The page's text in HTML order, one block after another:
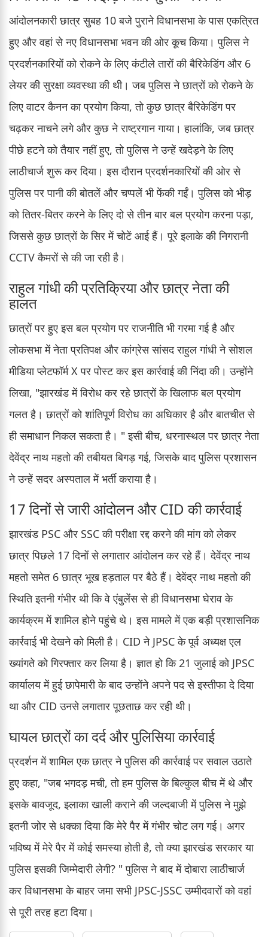
आंदोलनकारी छात्र सुबह 10 बजे पुराने विधानसभा के पास एकत्रित
हुए और वहां से नए विधानसभा भवन की ओर कूच किया। पुलिस ने
प्रदर्शनकारियों को रोकने के लिए कंटीले तारों की बैरिकेडिंग और 6
लेयर की सुरक्षा व्यवस्था की थी। जब पुलिस ने छात्रों को रोकने के
लिए वाटर कैनन का प्रयोग किया, तो कुछ छात्र बैरिकेडिंग पर
चढ़कर नाचने लगे और कुछ ने राष्ट्रगान गाया। हालांकि, जब छात्र
पीछे हटने को तैयार नहीं हुए, तो पुलिस ने उन्हें खदेड़ने के लिए
लाठीचार्ज शुरू कर दिया। इस दौरान प्रदर्शनकारियों की ओर से
पुलिस पर पानी की बोतलें और चप्पलें भी फेंकी गईं। पुलिस को भीड़
को तितर-बितर करने के लिए दो से तीन बार बल प्रयोग करना पड़ा,
जिससे कुछ छात्रों के सिर में चोटें आई हैं। पूरे इलाके की निगरानी
CCTV कैमरों से की जा रही है।
राहुल गांधी की प्रतिक्रिया और छात्र नेता की
हालत
छात्रों पर हुए इस बल प्रयोग पर राजनीति भी गरमा गई है और
लोकसभा में नेता प्रतिपक्ष और कांग्रेस सांसद राहुल गांधी ने सोशल
मीडिया प्लेटफॉर्म X पर पोस्ट कर इस कार्रवाई की निंदा की। उन्होंने
लिखा, "झारखंड में विरोध कर रहे छात्रों के खिलाफ बल प्रयोग
गलत है। छात्रों को शांतिपूर्ण विरोध का अधिकार है और बातचीत से
ही समाधान निकल सकता है। " इसी बीच, धरनास्थल पर छात्र नेता
देवेंद्र नाथ महतो की तबीयत बिगड़ गई, जिसके बाद पुलिस प्रशासन
ने उन्हें सदर अस्पताल में भर्ती कराया है।
17 दिनों से जारी आंदोलन और CID की कार्रवाई
झारखंड PSC और SSC की परीक्षा रद्द करने की मांग को लेकर
छात्र पिछले 17 दिनों से लगातार आंदोलन कर रहे हैं। देवेंद्र नाथ
महतो समेत 6 छात्र भूख हड़ताल पर बैठे हैं। देवेंद्र नाथ महतो की
स्थिति इतनी गंभीर थी कि वे एंबुलेंस से ही विधानसभा घेराव के
कार्यक्रम में शामिल होने पहुंचे थे। इस मामले में एक बड़ी प्रशासनिक
कार्रवाई भी देखने को मिली है। CID ने JPSC के पूर्व अध्यक्ष एल
ख्यांगते को गिरफ्तार कर लिया है। ज्ञात हो कि 21 जुलाई को JPSC
कार्यालय में हुई छापेमारी के बाद उन्होंने अपने पद से इस्तीफा दे दिया
था और CID उनसे लगातार पूछताछ कर रही थी।
घायल छात्रों का दर्द और पुलिसिया कार्रवाई
प्रदर्शन में शामिल एक छात्र ने पुलिस की कार्रवाई पर सवाल उठाते
हुए कहा, "जब भगदड़ मची, तो हम पुलिस के बिल्कुल बीच में थे और
इसके बावजूद, इलाका खाली कराने की जल्दबाजी में पुलिस ने मुझे
इतनी जोर से धक्का दिया कि मेरे पैर में गंभीर चोट लग गई। अगर
भविष्य में मेरे पैर में कोई समस्या होती है, तो क्या झारखंड सरकार या
पुलिस इसकी जिम्मेदारी लेगी? " पुलिस ने बाद में दोबारा लाठीचार्ज
कर विधानसभा के बाहर जमा सभी JPSC-JSSC उम्मीदवारों को वहां
से पूरी तरह हटा दिया।